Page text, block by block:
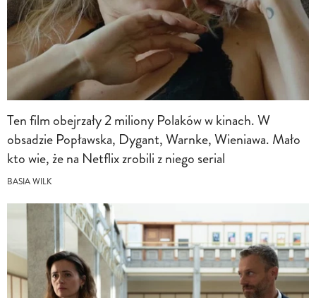
Ten film obejrzały 2 miliony Polaków w kinach. W
obsadzie Popławska, Dygant, Warnke, Wieniawa. Mało
kto wie, że na Netflix zrobili z niego serial
BASIA WILK